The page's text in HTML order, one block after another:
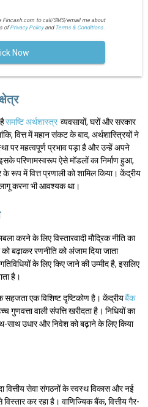
Fincash.com to call/SMS/email me about
ofPrivacy Policyand Terms & Conditions.
Now
समष्टि अर्थशास्त्र व्यवसायों, घरों और सरकार
वित्त में महान संकट के बाद, अर्थशास्त्रियों ने
पर महत्वपूर्ण प्रभाव पड़ा है और उन्हें अपने
परिणामस्वरूप ऐसे मॉडलों का निर्माण हुआ,
के रूप में वित्त प्रणाली को शामिल किया। केंद्रीय
करना भी आवश्यक था।
करने के लिए विस्तारवादी मौद्रिक नीति का
बढ़ाकर रणनीति को अंजाम दिया जाता
के लिए किए जाने की उम्मीद है, इसलिए
है।
सहजता एक विशिष्ट दृष्टिकोण है। केंद्रीयबैंक
वाली संपत्ति खरीदता है। निधियों का
साथ उधार और निवेश को बढ़ाने के लिए किया
वित्तीय सेवा संगठनों के स्वस्थ विकास और नई
कर रहा है। वाणिज्यिक बैंक, वित्तीय गैर-